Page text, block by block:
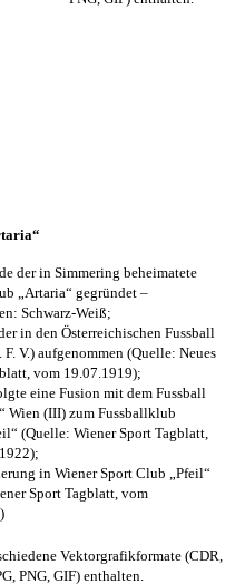
der in Simmering beheimatete
„Artaria“ gegründet –
Schwarz-Weiß;
in den Österreichischen Fussball
F. V.) aufgenommen (Quelle: Neues
vom 19.07.1919);
eine Fusion mit dem Fussball
Wien (III) zum Fussballklub
(Quelle: Wiener Sport Tagblatt,
in Wiener Sport Club „Pfeil“
Sport Tagblatt, vom
Vektorgrafikformate (CDR,
PNG, GIF) enthalten.